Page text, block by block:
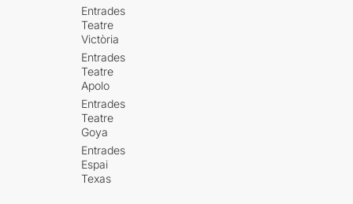
Entrades
Teatre
Victòria
Entrades
Teatre
Apolo
Entrades
Teatre
Goya
Entrades
Espai
Texas